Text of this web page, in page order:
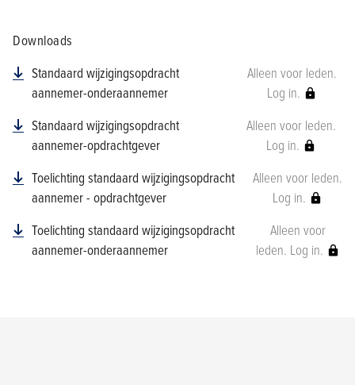
Downloads
Standaard wijzigingsopdracht
aannemer-onderaannemer
Alleen voor leden.
Log in.
Standaard wijzigingsopdracht
aannemer-opdrachtgever
Alleen voor leden.
Log in.
Toelichting standaard wijzigingsopdracht
aannemer - opdrachtgever
Alleen voor leden.
Log in.
Toelichting standaard wijzigingsopdracht
aannemer-onderaannemer
Alleen voor
leden. Log in.